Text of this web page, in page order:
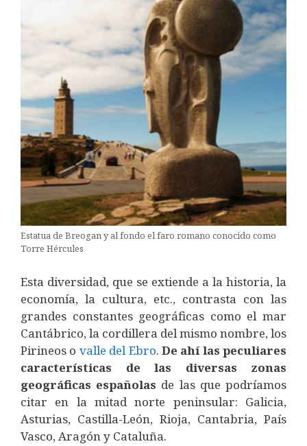
Estatua de Breogan y al fondo el faro romano conocido como
Torre Hércules
Esta diversidad, que se extiende a la historia, la
economía, la cultura, etc., contrasta con las
grandes constantes geográficas como el mar
Cantábrico, la cordillera del mismo nombre, los
Pirineos o valle del Ebro. De ahí las peculiares
características de las diversas zonas
geográficas españolas de las que podríamos
citar en la mitad norte peninsular: Galicia,
Asturias, Castilla-León, Rioja, Cantabria, País
Vasco, Aragón y Cataluña.